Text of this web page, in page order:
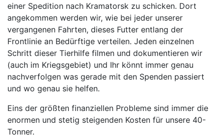
einer Spedition nach Kramatorsk zu schicken. Dort
angekommen werden wir, wie bei jeder unserer
vergangenen Fahrten, dieses Futter entlang der
Frontlinie an Bedürftige verteilen. Jeden einzelnen
Schritt dieser Tierhilfe filmen und dokumentieren wir
(auch im Kriegsgebiet) und Ihr könnt immer genau
nachverfolgen was gerade mit den Spenden passiert
und wo genau sie helfen.
Eins der größten finanziellen Probleme sind immer die
enormen und stetig steigenden Kosten für unsere 40-
Tonner.